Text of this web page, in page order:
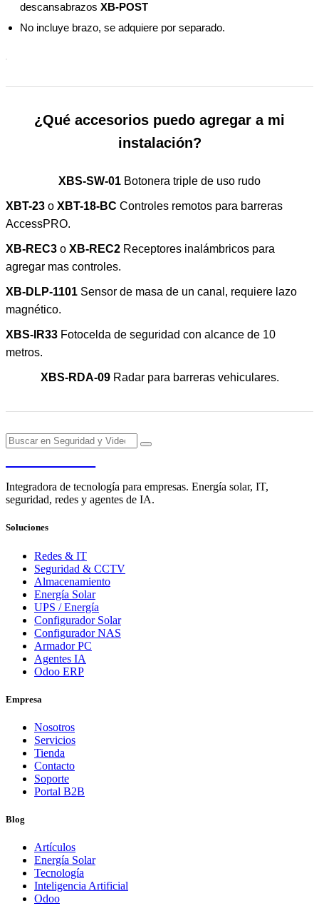
descansabrazos XB-POST
No incluye brazo, se adquiere por separado.
¿Qué accesorios puedo agregar a mi
instalación?
XBS-SW-01 Botonera triple de uso rudo
XBT-23 o XBT-18-BC Controles remotos para barreras
AccessPRO.
XB-REC3 o XB-REC2 Receptores inalámbricos para
agregar mas controles.
XB-DLP-1101 Sensor de masa de un canal, requiere lazo
magnético.
XBS-IR33 Fotocelda de seguridad con alcance de 10
metros.
XBS-RDA-09Radar para barreras vehiculares.
Integradora de tecnología para empresas. Energía solar, IT,
seguridad, redes y agentes de IA.
Soluciones
Redes & IT
Seguridad & CCTV
Almacenamiento
Energía Solar
UPS / Energía
Configurador Solar
Configurador NAS
Armador PC
Agentes IA
Odoo ERP
Empresa
Nosotros
Servicios
Tienda
Contacto
Soporte
Portal B2B
Blog
Artículos
Energía Solar
Tecnología
Inteligencia Artificial
Odoo